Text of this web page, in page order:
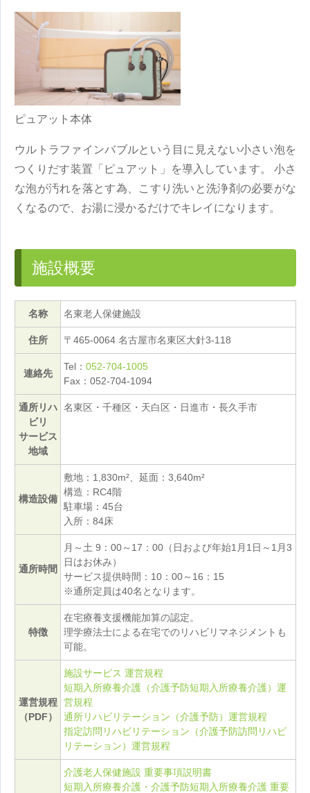
ピュアット本体
ウルトラファインバブルという目に見えない小さい泡を
つくりだす装置「ピュアット」を導入しています。 小さ
な泡が汚れを落とす為、こすり洗いと洗浄剤の必要がな
くなるので、お湯に浸かるだけでキレイになります。
施設概要
名称 名東老人保健施設
住所 〒465-0064 名古屋市名東区大針3-118
連絡先
Tel： 052-704-1005
Fax：052-704-1094
通所リハ
ビリ
サービス
地域
名東区・千種区・天白区・日進市・長久手市
構造設備
敷地：1,830m²、延面：3,640m²
構造：RC4階
駐車場：45台
入所：84床
通所時間
月～土 9：00～17：00（日および年始1月1日～1月3
日はお休み）
サービス提供時間：10：00～16：15
※通所定員は40名となります。
特徴
在宅療養支援機能加算の認定。
理学療法士による在宅でのリハビリマネジメントも
可能。
運営規程
（PDF）
施設サービス 運営規程
短期入所療養介護（介護予防短期入所療養介護）運
営規程
通所リハビリテーション（介護予防）運営規程
指定訪問リハビリテーション（介護予防訪問リハビ
リテーション）運営規程
介護老人保健施設 重要事項説明書
短期入所療養介護・介護予防短期入所療養介護 重要